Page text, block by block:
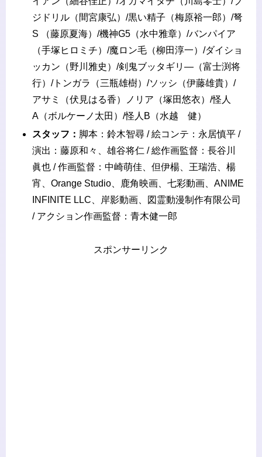
ジドリル（間宮康弘）/黒い精子（梅原裕一郎）/弩
S （藤原夏海）/機神G5（水中雅章）/バンパイア
（手塚ヒロミチ）/魔ロン毛（柳田淳一）/ダイショ
ッカン（野川雅史）/剣鬼ブッタギリ―（富士渕将
行）/トンガラ（三瓶雄樹）/ソッシ（伊藤雄貴）/
アサミ（伏見はる香）ノリア（塚田悠衣）/怪人
A（ボルケーノ太田）/怪人B（水越 健）
スタッフ： 脚本：鈴木智尋 / 絵コンテ：永居慎平 /
演出：藤原和々、雄谷将仁 / 総作画監督：長谷川
眞也 / 作画監督：中崎萌佳、但伊楊、王瑞浩、楊
宵、Orange Studio、鹿角映画、七彩動画、ANIME
INFINITE LLC、岸影動画、図霊動漫制作有限公司
/ アクション作画監督：青木健一郎
スポンサーリンク